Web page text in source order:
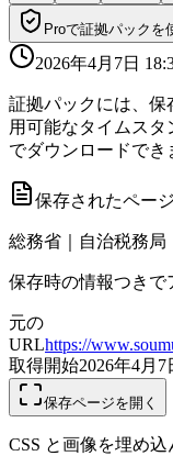
Proで証拠パックを
2026年4月7日
証拠パックには、保
用可能なタイムスタ
でダウンロードでき
保存されたページ
総務省｜自治税務局
保存時の情報つきで
元の
URLhttps://
取得開始2026年4月7
保存ページを開く
CSS と画像を埋め